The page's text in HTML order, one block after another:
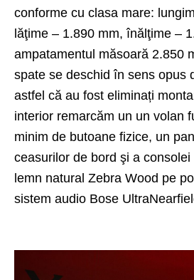
conforme cu clasa mare:
lăţime – 1.890 mm, înălţime –
ampatamentul măsoară 2.850
spate se deschid în sens opus
astfel că au fost eliminați
interior remarcăm un un volan
minim de butoane fizice, un
ceasurilor de bord şi a
lemn natural Zebra Wood pe
sistem audio Bose